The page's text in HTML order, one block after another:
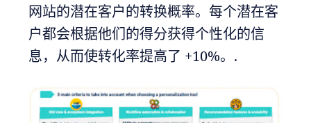
网站的潜在客户的转换概率。每个潜在客
户都会根据他们的得分获得个性化的信
息，从而使转化率提高了 +10%。.